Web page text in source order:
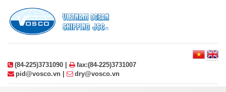
(84-225)3731090 |
fax:(84-225)3731007
pid@vosco.vn |
dry@vosco.vn